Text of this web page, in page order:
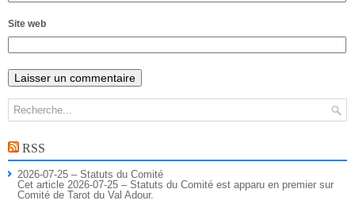
Site web
RSS
2026-07-25 – Statuts du Comité
Cet article 2026-07-25 – Statuts du Comité est apparu en premier sur
Comité de Tarot du Val Adour.